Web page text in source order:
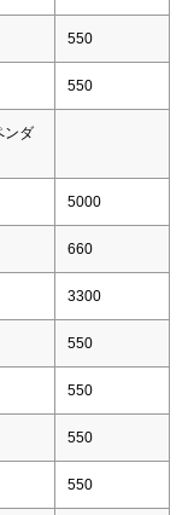
550
550
ンダ
5000
660
3300
550
550
550
550